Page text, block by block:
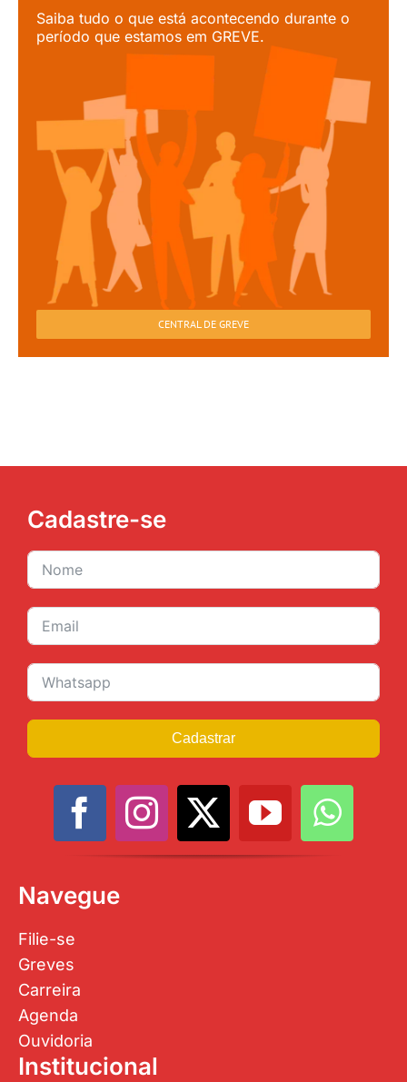
Saiba tudo o que está acontecendo durante o
período que estamos em GREVE.
CENTRAL DE GREVE
Cadastre-se
Cadastrar
Navegue
Filie-se
Greves
Carreira
Agenda
Ouvidoria
Institucional